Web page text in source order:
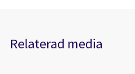
Relaterad media